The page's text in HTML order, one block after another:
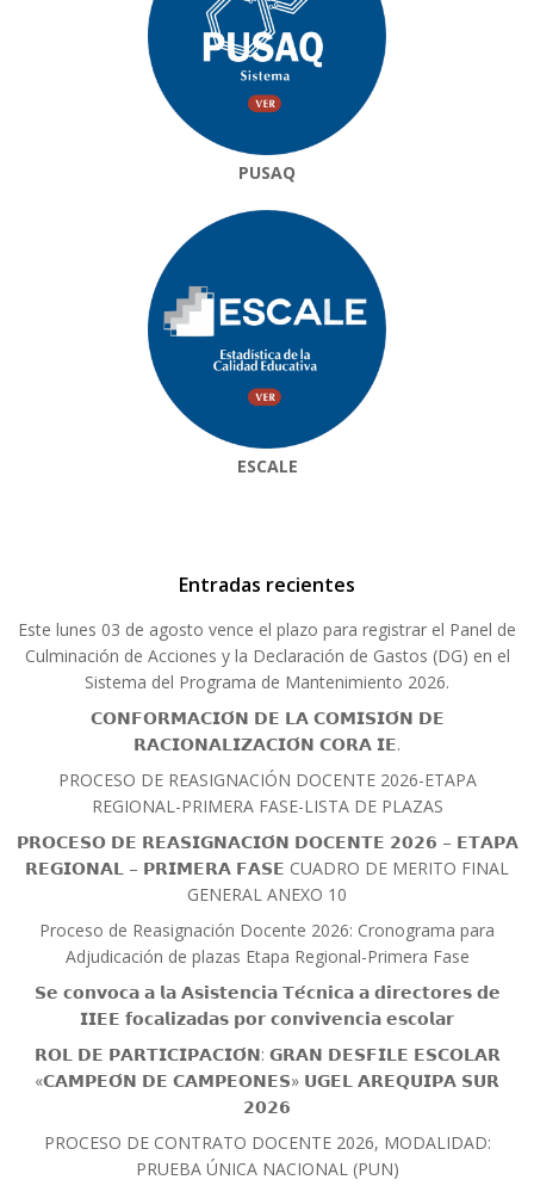
PUSAQ
ESCALE
Entradas recientes
Este lunes 03 de agosto vence el plazo para registrar el Panel de
Culminación de Acciones y la Declaración de Gastos (DG) en el
Sistema del Programa de Mantenimiento 2026.
𝗖𝗢𝗡𝗙𝗢𝗥𝗠𝗔𝗖𝗜𝗢́𝗡 𝗗𝗘 𝗟𝗔 𝗖𝗢𝗠𝗜𝗦𝗜𝗢́𝗡 𝗗𝗘
𝗥𝗔𝗖𝗜𝗢𝗡𝗔𝗟𝗜𝗭𝗔𝗖𝗜𝗢́𝗡 𝗖𝗢𝗥𝗔 𝗜𝗘.
PROCESO DE REASIGNACIÓN DOCENTE 2026-ETAPA
REGIONAL-PRIMERA FASE-LISTA DE PLAZAS
𝗣𝗥𝗢𝗖𝗘𝗦𝗢 𝗗𝗘 𝗥𝗘𝗔𝗦𝗜𝗚𝗡𝗔𝗖𝗜𝗢́𝗡 𝗗𝗢𝗖𝗘𝗡𝗧𝗘 𝟮𝟬𝟮𝟲 – 𝗘𝗧𝗔𝗣𝗔
𝗥𝗘𝗚𝗜𝗢𝗡𝗔𝗟 – 𝗣𝗥𝗜𝗠𝗘𝗥𝗔 𝗙𝗔𝗦𝗘 CUADRO DE MERITO FINAL
GENERAL ANEXO 10
Proceso de Reasignación Docente 2026: Cronograma para
Adjudicación de plazas Etapa Regional-Primera Fase
𝗦𝗲 𝗰𝗼𝗻𝘃𝗼𝗰𝗮 𝗮 𝗹𝗮 𝗔𝘀𝗶𝘀𝘁𝗲𝗻𝗰𝗶𝗮 𝗧𝗲́𝗰𝗻𝗶𝗰𝗮 𝗮 𝗱𝗶𝗿𝗲𝗰𝘁𝗼𝗿𝗲𝘀 𝗱𝗲
𝗜𝗜𝗘𝗘 𝗳𝗼𝗰𝗮𝗹𝗶𝘇𝗮𝗱𝗮𝘀 𝗽𝗼𝗿 𝗰𝗼𝗻𝘃𝗶𝘃𝗲𝗻𝗰𝗶𝗮 𝗲𝘀𝗰𝗼𝗹𝗮𝗿
𝗥𝗢𝗟 𝗗𝗘 𝗣𝗔𝗥𝗧𝗜𝗖𝗜𝗣𝗔𝗖𝗜𝗢́𝗡: 𝗚𝗥𝗔𝗡 𝗗𝗘𝗦𝗙𝗜𝗟𝗘 𝗘𝗦𝗖𝗢𝗟𝗔𝗥
«𝗖𝗔𝗠𝗣𝗘𝗢́𝗡 𝗗𝗘 𝗖𝗔𝗠𝗣𝗘𝗢𝗡𝗘𝗦» 𝗨𝗚𝗘𝗟 𝗔𝗥𝗘𝗤𝗨𝗜𝗣𝗔 𝗦𝗨𝗥
𝟮𝟬𝟮𝟲
PROCESO DE CONTRATO DOCENTE 2026, MODALIDAD:
PRUEBA ÚNICA NACIONAL (PUN)